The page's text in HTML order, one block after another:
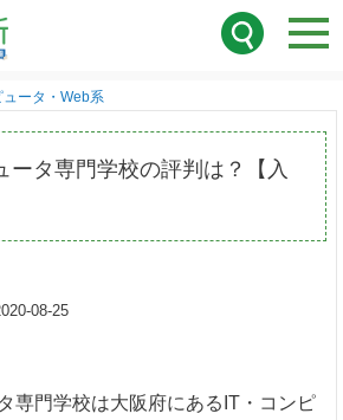
ュータ・Web系
ータ専門学校の評判は？【入
08-25
専門学校は大阪府にあるIT・コンピ